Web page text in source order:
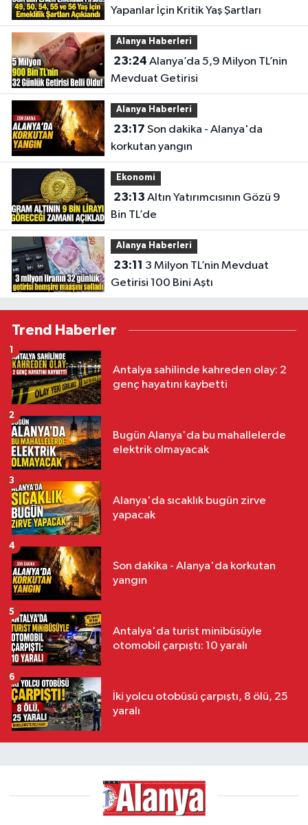
Yapanlar İçin Kritik Yaş Şartları
Alanya Haberleri
23:24
Mevduat Getirisi
Alanya Haberleri
23:17
korkutan yangın
Ekonomi
23:13
Bin TL’de
Alanya Haberleri
23:11
Getirisi 100 Bini Aştı
Trend Haberler
Antalya sahilinde kahreden olay: 2
genç hayatını kaybetti
1
Bugün Alanya'da bu mahallelerde
elektrik olmayacak
2
Alanya'da sıcaklık bugün zirve
yapacak
3
Son dakika - Alanya'da korkutan
yangın
4
Antalya'da turist minibüsüyle
otomobil çarpıştı: 10 yaralı
5
İki yolcu otobüsü çarpıştı, 8 ölü, 25
yaralı
6